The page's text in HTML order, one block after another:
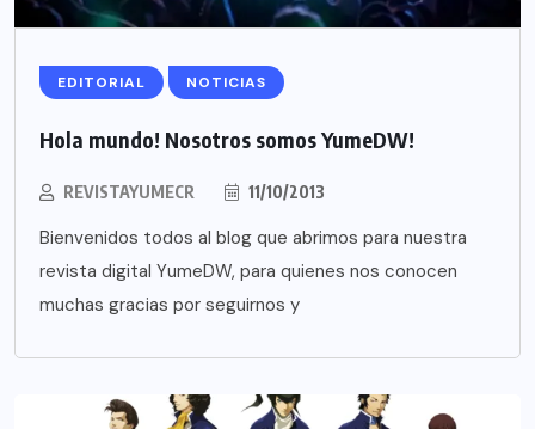
EDITORIAL NOTICIAS
Hola mundo! Nosotros somos YumeDW!
REVISTAYUMECR 11/10/2013
Bienvenidos todos al blog que abrimos para nuestra
revista digital YumeDW, para quienes nos conocen
muchas gracias por seguirnos y